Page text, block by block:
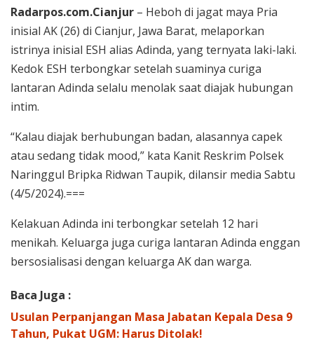
Radarpos.com.Cianjur – Heboh di jagat maya Pria
inisial AK (26) di Cianjur, Jawa Barat, melaporkan
istrinya inisial ESH alias Adinda, yang ternyata laki-laki.
Kedok ESH terbongkar setelah suaminya curiga
lantaran Adinda selalu menolak saat diajak hubungan
intim.
“Kalau diajak berhubungan badan, alasannya capek
atau sedang tidak mood,” kata Kanit Reskrim Polsek
Naringgul Bripka Ridwan Taupik, dilansir media Sabtu
(4/5/2024).===
Kelakuan Adinda ini terbongkar setelah 12 hari
menikah. Keluarga juga curiga lantaran Adinda enggan
bersosialisasi dengan keluarga AK dan warga.
Baca Juga :
Usulan Perpanjangan Masa Jabatan Kepala Desa 9
Tahun, Pukat UGM: Harus Ditolak!